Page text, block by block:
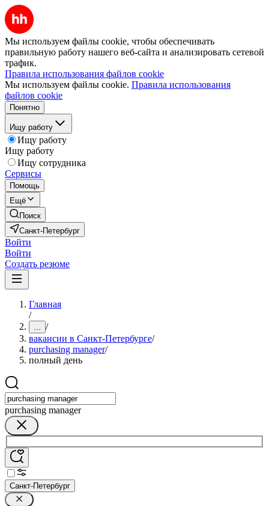
Мы используем файлы cookie, чтобы обеспечивать
правильную работу нашего веб-сайта и анализировать сетевой
трафик.
Правила использования файлов cookie
Мы используем файлы cookie. Правила использования
файлов cookie
Понятно
Ищу работу
Ищу работу
Ищу работу
Ищу сотрудника
Сервисы
Помощь
Ещё
Поиск
Санкт-Петербург
Войти
Войти
Создать резюме
Главная
/
... /
вакансии в Санкт-Петербурге/
purchasing manager/
полный день
purchasing manager
Санкт-Петербург